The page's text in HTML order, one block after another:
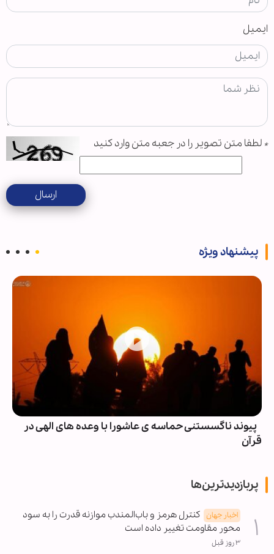
ایمیل
* لطفا متن تصویر را در جعبه متن وارد کنید
ارسال
پیشنهاد ویژه
پیوند ناگسستنی حماسه ی عاشورا با وعده های الهی در
قرآن
پربازدیدترین‌ها
اخبار جهان کنترل هرمز و باب‌المندب موازنه قدرت را به سود
محور مقاومت تغییر داده است
۳ روز قبل